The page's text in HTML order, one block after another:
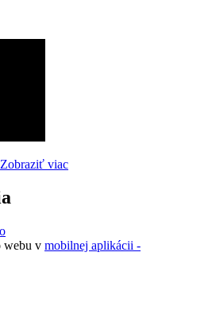
Zobraziť viac
webu v mobilnej aplikácii -